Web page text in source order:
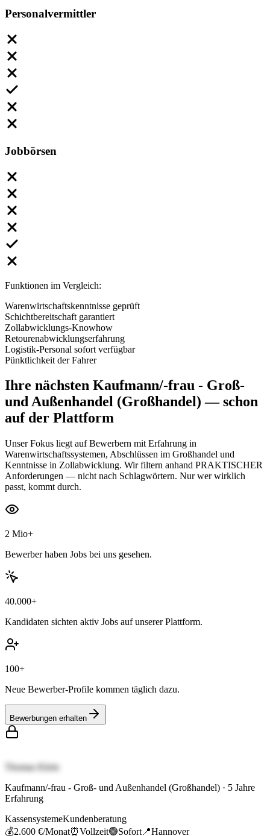
Personalvermittler
Jobbörsen
Funktionen im Vergleich:
Warenwirtschaftskenntnisse geprüft
Schichtbereitschaft garantiert
Zollabwicklungs-Knowhow
Retourenabwicklungserfahrung
Logistik-Personal sofort verfügbar
Pünktlichkeit der Fahrer
Ihre nächsten Kaufmann/-frau - Groß-
und Außenhandel (Großhandel) — schon
auf der Plattform
Unser Fokus liegt auf Bewerbern mit Erfahrung in
Warenwirtschaftssystemen, Abschlüssen im Großhandel und
Kenntnisse in Zollabwicklung. Wir filtern anhand PRAKTISCHER
Anforderungen — nicht nach Schlagwörtern. Nur wer wirklich
passt, kommt durch.
2 Mio+
Bewerber haben Jobs bei uns gesehen.
40.000+
Kandidaten sichten aktiv Jobs auf unserer Plattform.
100+
Neue Bewerber-Profile kommen täglich dazu.
Bewerbungen erhalten
Thomas Klein
Kaufmann/-frau - Groß- und Außenhandel (Großhandel) · 5 Jahre
Erfahrung
KassensystemeKundenberatung
💰2.600 €/Monat⏰Vollzeit🟢Sofort 📍Hannover